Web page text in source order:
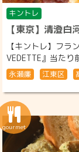
キントレ
【東京】清澄白
【キントレ】フラ
VEDETTE』当た
永瀬廉 江東区